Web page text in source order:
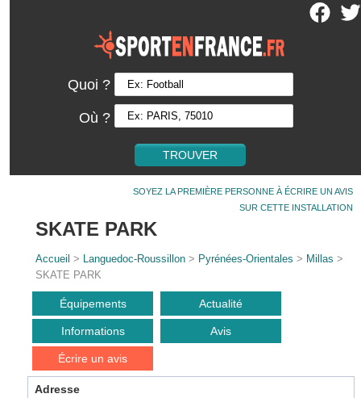
Quoi ?
Où ?
SOYEZ LA PREMIÈRE PERSONNE À ÉCRIRE UN AVIS
SUR CETTE INSTALLATION
SKATE PARK
Accueil > Languedoc-Roussillon > Pyrénées-Orientales > Millas >
SKATE PARK
Équipements Actualité
Informations Avis
Écrire un avis
Adresse